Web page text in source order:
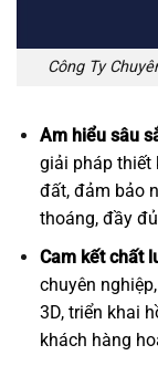
Công Ty
Am hiểu sâu
giải pháp thiết
đất, đảm bảo
thoáng, đầy
Cam kết chất
chuyên
3D, triển khai
khách hàng